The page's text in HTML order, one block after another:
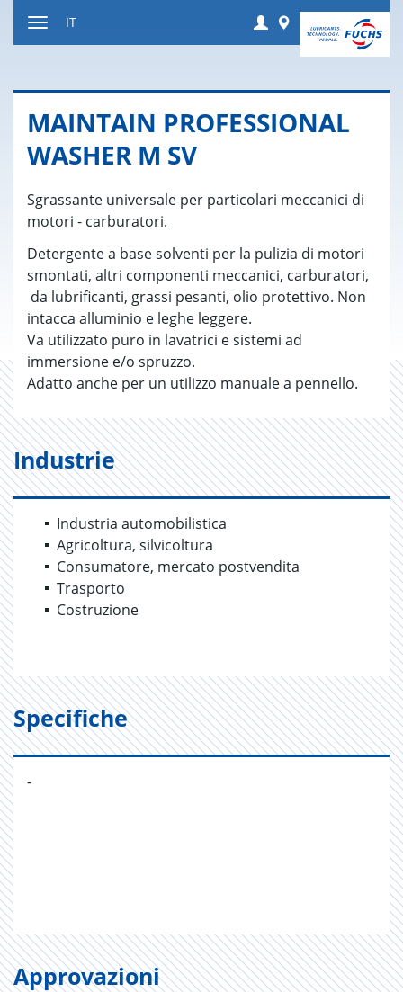
navigazione
Login Worldwide
IT
MAIN­TAIN PRO­FES­SIO­NAL
WA­SHER M SV
Sgrassante universale per particolari meccanici di
motori - carburatori.
Detergente a base solventi per la pulizia di motori
smontati, altri componenti meccanici, carburatori,
da lubrificanti, grassi pesanti, olio protettivo. Non
intacca alluminio e leghe leggere.
Va utilizzato puro in lavatrici e sistemi ad
immersione e/o spruzzo.
Adatto anche per un utilizzo manuale a pennello.
Industrie
Industria automobilistica
Agricoltura, silvicoltura
Consumatore, mercato postvendita
Trasporto
Costruzione
Specifiche
-
Approvazioni